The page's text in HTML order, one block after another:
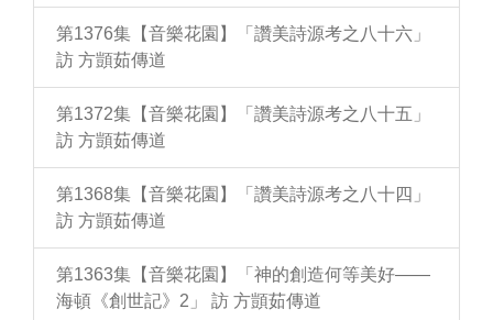
第1376集【音樂花園】「讚美詩源考之八十六」
訪 方顗茹傳道
第1372集【音樂花園】「讚美詩源考之八十五」
訪 方顗茹傳道
第1368集【音樂花園】「讚美詩源考之八十四」
訪 方顗茹傳道
第1363集【音樂花園】「神的創造何等美好——
海頓《創世記》2」 訪 方顗茹傳道